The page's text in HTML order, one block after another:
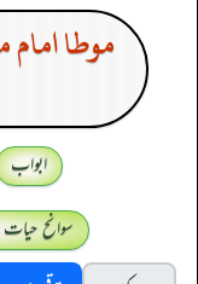
موطا
ابواب
سوانح